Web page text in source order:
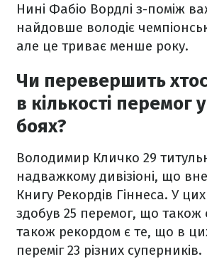
Нині Фабіо Вордлі з-поміж
найдовше володіє
але це триває менше року.
Чи перевершить
в кількості перемог
боях?
Володимир Кличко 29
надважкому дивізіоні, що
Книгу Рекордів Гіннеса. У
здобув 25 перемог, що також
також рекордом є те, що в
переміг 23 різних суперників.